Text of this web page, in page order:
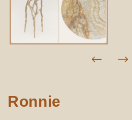
Ronnie